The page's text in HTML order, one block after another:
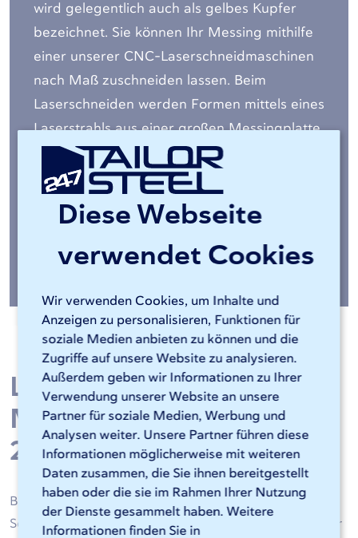
Diese Webseite
verwendet Cookies
Wir verwenden Cookies, um Inhalte und
Anzeigen zu personalisieren, Funktionen für
soziale Medien anbieten zu können und die
Zugriffe auf unsere Website zu analysieren.
Außerdem geben wir Informationen zu Ihrer
Verwendung unserer Website an unsere
Partner für soziale Medien, Werbung und
Analysen weiter. Unsere Partner führen diese
Informationen möglicherweise mit weiteren
Daten zusammen, die Sie ihnen bereitgestellt
haben oder die sie im Rahmen Ihrer Nutzung
der Dienste gesammelt haben. Weitere
Informationen finden Sie in
wird gelegentlich auch als gelbes Kupfer
bezeichnet. Sie können Ihr Messing mithilfe
einer unserer CNC-Laserschneidmaschinen
nach Maß zuschneiden lassen. Beim
Laserschneiden werden Formen mittels eines
Laserstrahls aus einer großen Messingplatte
ausgeschnitten. Durch den Einsatz eines
Lasers ist es möglich, sehr komplexe Teile
Mehr über unsere Abkantpressen
Laserschneiden von
Messing bei
247TailorSteel
Bei 247TailorSteel können Sie unsere Online-Software
Sophia® nutzen, um schnell und effizient ein Angebot für